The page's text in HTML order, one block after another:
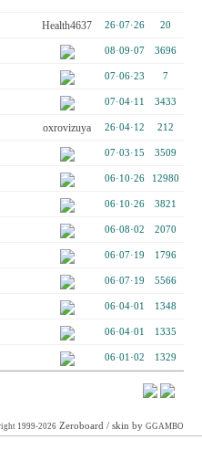
Health4637 26·07·26 20
08·09·07 3696
07·06·23 7
07·04·11 3433
oxrovizuya 26·04·12 212
07·03·15 3509
06·10·26 12980
06·10·26 3821
06·08·02 2070
06·07·19 1796
06·07·19 5566
06·04·01 1348
06·04·01 1335
06·01·02 1329
1999-2026 Zeroboard / skin by GGAMBO